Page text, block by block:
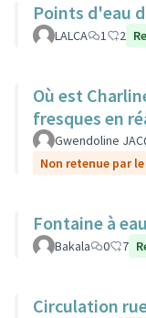
Points d'eau
LALCA 1 2
Où est
fresques en
Gwendoline
Non retenue par
Fontaine à
Bakala 0 7
Circulation